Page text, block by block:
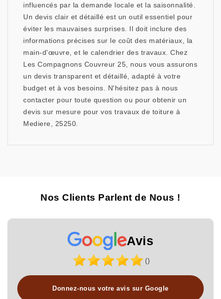
influencés par la demande locale et la saisonnalité.
Un devis clair et détaillé est un outil essentiel pour
éviter les mauvaises surprises. Il doit inclure des
informations précises sur le coût des matériaux, la
main-d'œuvre, et le calendrier des travaux. Chez
Les Compagnons Couvreur 25, nous vous assurons
un devis transparent et détaillé, adapté à votre
budget et à vos besoins. N'hésitez pas à nous
contacter pour toute question ou pour obtenir un
devis sur mesure pour vos travaux de toiture à
Mediere, 25250.
Nos Clients Parlent de Nous !
Avis
()
Donnez-nous votre avis sur Google